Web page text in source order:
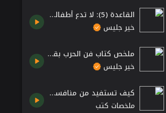
القاعدة (5): لا تدع أطفالك يفعلون أمورا تجعلك تكرههم – كتاب 12 قاعدة للحياة بقلم جوردان بيترسون
خير جليس
ملخص كتاب فن الحرب بقلم سن تزو
خير جليس
كيف تستفيد من منافسيك ملخص كتاب أسوأ عدو أفضل معلم للمؤلفة ديدري كومبس
ملخصات كتب